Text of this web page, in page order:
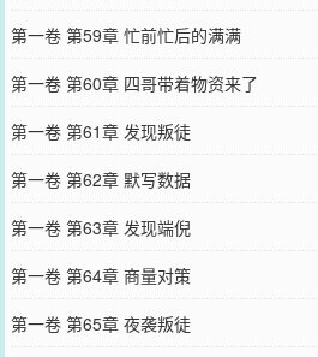
第一卷 第59章 忙前忙后的满满
第一卷 第60章 四哥带着物资来了
第一卷 第61章 发现叛徒
第一卷 第62章 默写数据
第一卷 第63章 发现端倪
第一卷 第64章 商量对策
第一卷 第65章 夜袭叛徒